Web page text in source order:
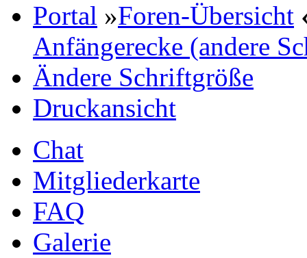
Portal »Foren-Übersicht
Anfängerecke (andere
Ändere Schriftgröße
Druckansicht
Chat
Mitgliederkarte
FAQ
Galerie